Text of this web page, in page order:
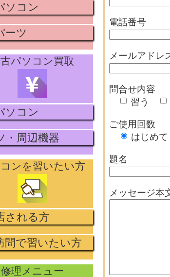
ソコン
ーツ
パソコン買取
ソコン
・周辺機器
ンを習いたい方
される方
問で習いたい方
修理メニュー
電話番号
メールアドレ
問合せ内容
習う
ご使用回数
はじめて
題名
メッセージ本